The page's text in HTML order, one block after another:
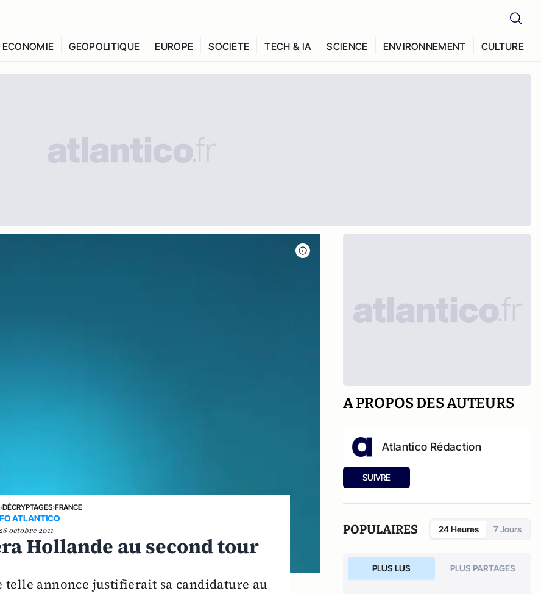
ECONOMIE GEOPOLITIQUE EUROPE SOCIETE TECH & IA SCIENCE ENVIRONNEMENT CULTURE
›DÉCRYPTAGES›FRANCE
ATLANTICO
octobre 2011
Hollande au second tour
telle annonce justifierait sa candidature au
A PROPOS DES AUTEURS
Atlantico Rédaction
SUIVRE
POPULAIRES 24 Heures 7 Jours
PLUS LUS PLUS PARTAGES